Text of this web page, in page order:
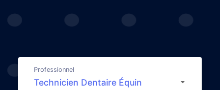
Professionnel